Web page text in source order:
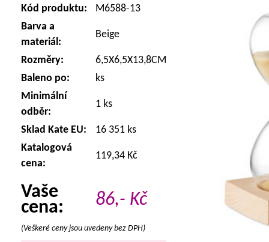
Kód produktu:
M6588-13
Barva a
materiál:
Beige
Rozměry:
6,5X6,5X13,8CM
Baleno po:
ks
Minimální
odběr:
1 ks
Sklad Kate EU:
16 351 ks
Katalogová
cena:
119,34 Kč
Vaše
cena:
86,- Kč
(Veškeré ceny jsou uvedeny bez DPH)